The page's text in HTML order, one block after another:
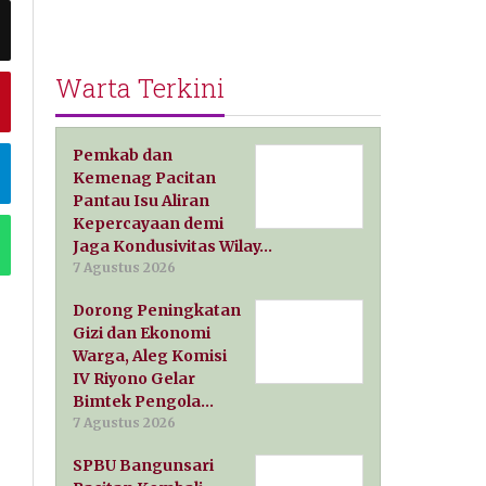
Warta Terkini
Pemkab dan
Kemenag Pacitan
Pantau Isu Aliran
Kepercayaan demi
Jaga Kondusivitas Wilay…
7 Agustus 2026
Dorong Peningkatan
Gizi dan Ekonomi
Warga, Aleg Komisi
IV Riyono Gelar
Bimtek Pengola…
7 Agustus 2026
SPBU Bangunsari